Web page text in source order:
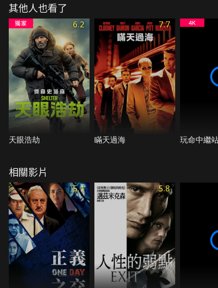
其他人也看了
6.2
天眼浩劫
7.7
瞞天過海 玩命中繼
相關影片
5.1 5.8